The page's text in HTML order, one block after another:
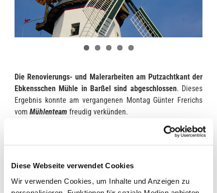
Diese Webseite verwendet Cookies
Wir verwenden Cookies, um Inhalte und Anzeigen zu
Die Renovierungs- und Malerarbeiten am Putzachtkant der
Ebkensschen Mühle in Barßel sind abgeschlossen. Dieses
Ergebnis konnte am vergangenen Montag Günter Frerichs
vom Mühlenteam freudig verkünden.
Und das Ergebnis kann sich wirklich sehen lassen.Schon
von weitem strahlt nun die Mühle im Sonnenlicht– ein
Dieser schöne Anblick lässt einen vielleicht zu schnell die
vielen Arbeitsstunden vergessen, die die „Mühlenjungs“ in